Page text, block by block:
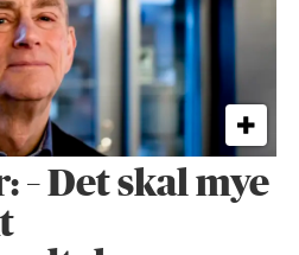
– Det skal mye